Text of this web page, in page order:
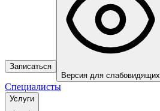
Записаться
Версия для слабовидящих
Специалисты
Услуги